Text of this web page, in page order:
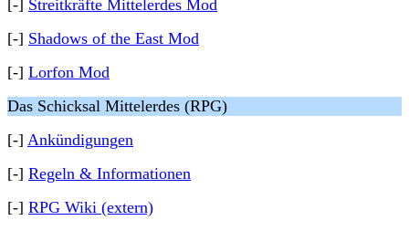
[-] Streitkräfte Mittelerdes Mod
[-] Shadows of the East Mod
[-] Lorfon Mod
Das Schicksal Mittelerdes (RPG)
[-] Ankündigungen
[-] Regeln & Informationen
[-] RPG Wiki (extern)